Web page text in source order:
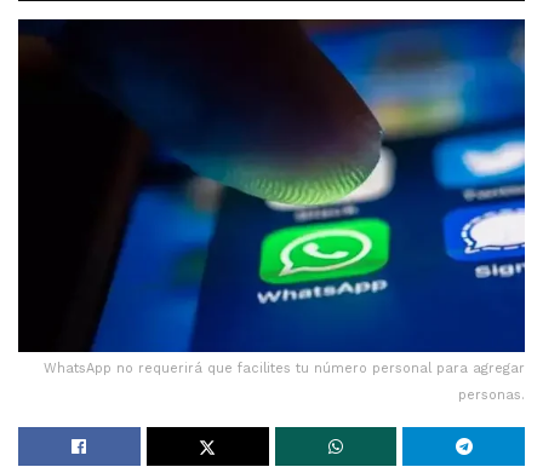
WhatsApp no requerirá que facilites tu número personal para agregar
personas.